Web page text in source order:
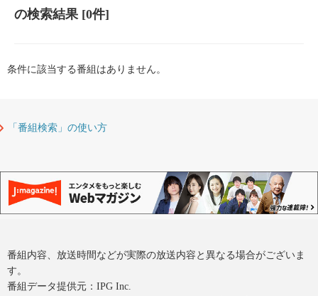
の検索結果[0件]
条件に該当する番組はありません。
「番組検索」の使い方
番組内容、放送時間などが実際の放送内容と異なる場合がございま
す。
番組データ提供元：IPG Inc.